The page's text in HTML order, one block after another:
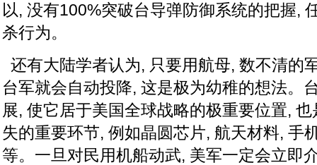
以, 没有100%突破台导弹防御系统的把握,
杀行为。
还有大陆学者认为, 只要用航母, 数不清的
台军就会自动投降, 这是极为幼稚的想法。
展, 使它居于美国全球战略的极重要位置,
失的重要环节, 例如晶圆芯片, 航天材料, 手
等。一旦对民用机船动武, 美军一定会立即